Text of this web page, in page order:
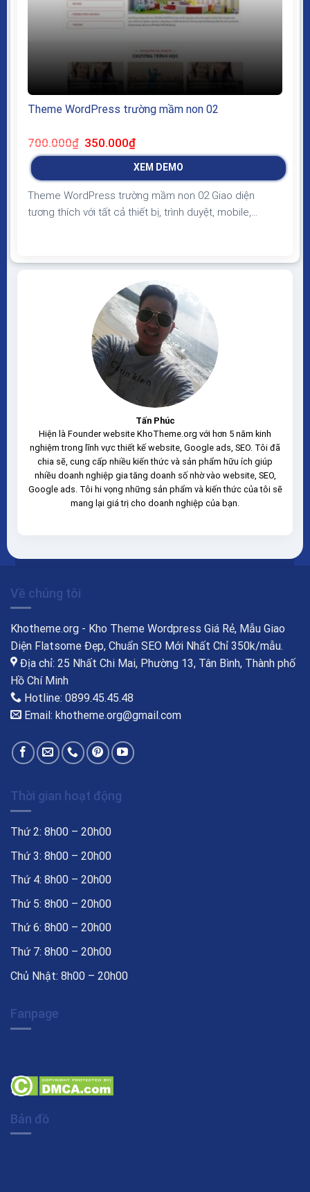
Theme WordPress trường mầm non 02
700.000₫ Giá
gốc
là:
350.000₫Giá
tại
là:
XEM DEMO
Theme WordPress trường mầm non 02 Giao diện
tương thích với tất cả thiết bị, trình duyệt, mobile,
load nhanh nhẹ tối ưu với các công cụ tìm kiếm Theme
sạch hoàn toàn 100% không virus,...
Tấn Phúc
Hiện là Founder website KhoTheme.org với hơn 5 năm kinh
nghiệm trong lĩnh vực thiết kế website, Google ads, SEO. Tôi đã
chia sẽ, cung cấp nhiều kiến thức và sản phẩm hữu ích giúp
nhiều doanh nghiệp gia tăng doanh số nhờ vào website, SEO,
Google ads. Tôi hi vọng những sản phẩm và kiến thức của tôi sẽ
mang lại giá trị cho doanh nghiệp của bạn.
Về chúng tôi
Khotheme.org - Kho Theme Wordpress Giá Rẻ, Mẫu Giao
Diện Flatsome Đẹp, Chuẩn SEO Mới Nhất Chỉ 350k/mẫu.
Địa chỉ: 25 Nhất Chi Mai, Phường 13, Tân Bình, Thành phố
Hồ Chí Minh
Hotline: 0899.45.45.48
Email: khotheme.org@gmail.com
Thời gian hoạt động
Thứ 2: 8h00 – 20h00
Thứ 3: 8h00 – 20h00
Thứ 4: 8h00 – 20h00
Thứ 5: 8h00 – 20h00
Thứ 6: 8h00 – 20h00
Thứ 7: 8h00 – 20h00
Chủ Nhật: 8h00 – 20h00
Fanpage
Bản đồ